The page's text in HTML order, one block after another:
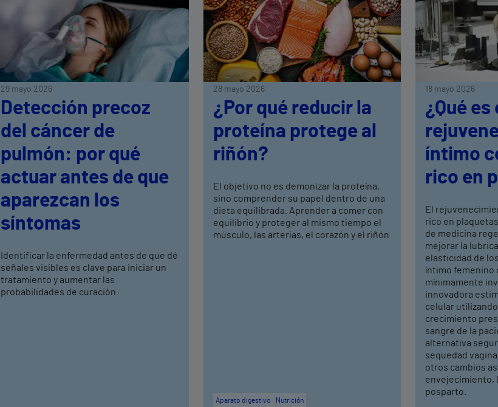
29 mayo 2026
Detección precoz
del cáncer de
pulmón: por qué
actuar antes de que
aparezcan los
síntomas
Identificar la enfermedad antes de que dé
señales visibles es clave para iniciar un
tratamiento y aumentar las
probabilidades de curación.
28 mayo 2026
¿Por qué reducir la
proteína protege al
riñón?
El objetivo no es demonizar la proteína,
sino comprender su papel dentro de una
dieta equilibrada. Aprender a comer con
equilibrio y proteger al mismo tiempo el
músculo, las arterias, el corazón y el riñón
Aparato digestivo
Nutrición
18 mayo 2026
¿Qué es
íntimo
rico en
El
rico en
de medicina
mejorar la
elasticidad de
íntimo femenino
mínimamente
innovadora
celular
crecimiento
sangre de la
alternativa
sequedad
otros cambios
envejecimiento,
posparto.